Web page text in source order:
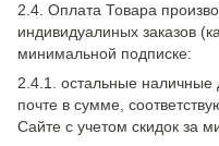
2.4. Оплата Товара
индивидуалиных заказов
минимальной подписке:
2.4.1. остальные наличные
почте в сумме,
Сайте с учетом скидок за